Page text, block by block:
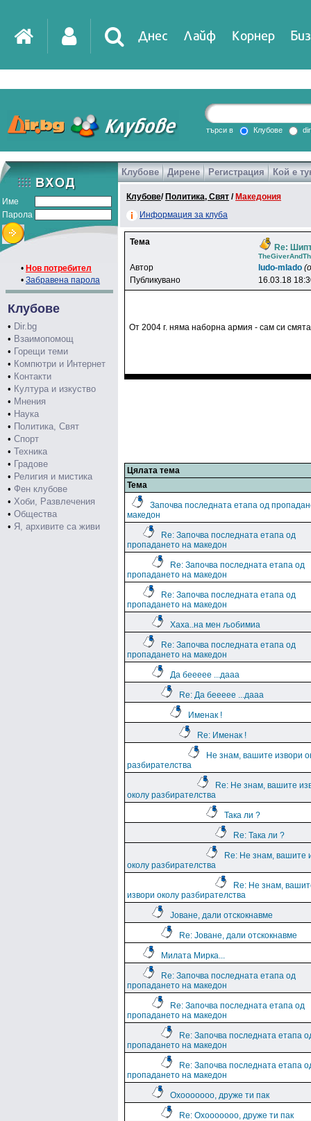
Днес Лайф Корнер
DirTV Impressio
Games
търси в Клубове
Име
Парола
• Нов потребител
• Забравена парола
Клубове
• Dir.bg
• Взаимопомощ
• Горещи теми
• Компютри и Интернет
• Контакти
• Култура и изкуство
• Мнения
• Наука
• Политика, Свят
• Спорт
• Техника
• Градове
• Религия и мистика
• Фен клубове
• Хоби, Развлечения
• Общества
• Я, архивите са живи
Клубове Дирене Регистрация Кой е
Клубове/ Политика, Свят / Македония
Информация за клуба
Тема
Re:
Автор ludo-mlado
Публикувано
16.03.18
От 2004 г. няма наборна армия - сам си
Цялата тема
Тема
Започва последната етапа од
македон
Re: Започва последната етапа од
пропадането на македон
Re: Започва последната етапа од
пропадането на македон
Re: Започва последната етапа од
пропадането на македон
Хаха..на мен љобимиа
Re: Започва последната етапа од
пропадането на македон
Да беееее ...дааа
Re: Да беееее ...дааа
Именак !
Re: Именак !
Не знам, вашите извори
разбирателства
Re: Не знам, вашите
околу разбирателства
Така ли ?
Re: Така ли ?
Re: Не знам, вашите
околу разбирателства
Re: Не знам,
извори околу разбирателства
Јоване, дали отскокнавме
Re: Јоване, дали отскокнавме
Милата Мирка...
Re: Започва последната етапа од
пропадането на македон
Re: Започва последната етапа од
пропадането на македон
Re: Започва последната етапа
пропадането на македон
Re: Започва последната етапа
пропадането на македон
Охооооооо, друже ти пак
Re: Охооооооо, друже ти пак